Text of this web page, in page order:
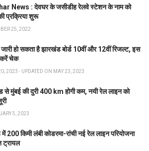
News : देवघर के जसीडीह रेलवे स्टेशन के नाम को
प्रक्रिया शुरू
25, 2022
हो सकता है झारखंड बोर्ड 10वीं और 12वीं रिजल्ट, इस
चेक
2023 - UPDATED ON MAY 23, 2023
से मुंबई की दुरी 400 km होगी कम, नयी रेल लाइन को
5, 2023
200 किमी लंबी कोडरमा-रांची नई रेल लाइन परियोजना
ट्रायल